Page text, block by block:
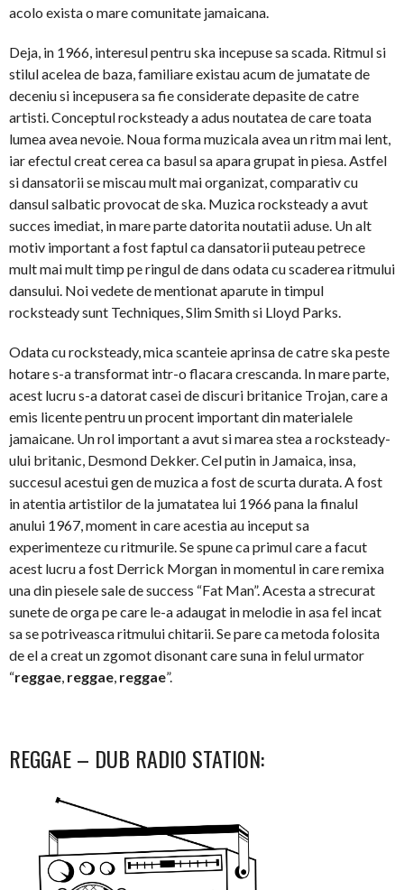
acolo exista o mare comunitate jamaicana.
Deja, in 1966, interesul pentru ska incepuse sa scada. Ritmul si
stilul acelea de baza, familiare existau acum de jumatate de
deceniu si incepusera sa fie considerate depasite de catre
artisti. Conceptul rocksteady a adus noutatea de care toata
lumea avea nevoie. Noua forma muzicala avea un ritm mai lent,
iar efectul creat cerea ca basul sa apara grupat in piesa. Astfel
si dansatorii se miscau mult mai organizat, comparativ cu
dansul salbatic provocat de ska. Muzica rocksteady a avut
succes imediat, in mare parte datorita noutatii aduse. Un alt
motiv important a fost faptul ca dansatorii puteau petrece
mult mai mult timp pe ringul de dans odata cu scaderea ritmului
dansului. Noi vedete de mentionat aparute in timpul
rocksteady sunt Techniques, Slim Smith si Lloyd Parks.
Odata cu rocksteady, mica scanteie aprinsa de catre ska peste
hotare s-a transformat intr-o flacara crescanda. In mare parte,
acest lucru s-a datorat casei de discuri britanice Trojan, care a
emis licente pentru un procent important din materialele
jamaicane. Un rol important a avut si marea stea a rocksteady-
ului britanic, Desmond Dekker. Cel putin in Jamaica, insa,
succesul acestui gen de muzica a fost de scurta durata. A fost
in atentia artistilor de la jumatatea lui 1966 pana la finalul
anului 1967, moment in care acestia au inceput sa
experimenteze cu ritmurile. Se spune ca primul care a facut
acest lucru a fost Derrick Morgan in momentul in care remixa
una din piesele sale de success “Fat Man”. Acesta a strecurat
sunete de orga pe care le-a adaugat in melodie in asa fel incat
sa se potriveasca ritmului chitarii. Se pare ca metoda folosita
de el a creat un zgomot disonant care suna in felul urmator
“reggae, reggae, reggae”.
REGGAE – DUB RADIO STATION: